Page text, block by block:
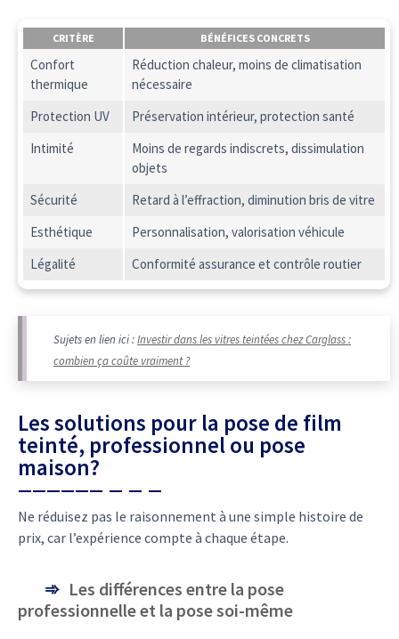
CRITÈRE BÉNÉFICES CONCRETS
Confort
thermique
Réduction chaleur, moins de climatisation
nécessaire
Protection UV
Préservation intérieur, protection santé
Intimité
Moins de regards indiscrets, dissimulation
objets
Sécurité
Retard à l’effraction, diminution bris de vitre
Esthétique
Personnalisation, valorisation véhicule
Légalité
Conformité assurance et contrôle routier
Sujets en lien ici :Investir dans les vitres teintées chez Carglass :
combien ça coûte vraiment ?
Les solutions pour la pose de film
teinté, professionnel ou pose
maison?
Ne réduisez pas le raisonnement à une simple histoire de
prix, car l’expérience compte à chaque étape.
Les différences entre la pose
professionnelle et la pose soi-même